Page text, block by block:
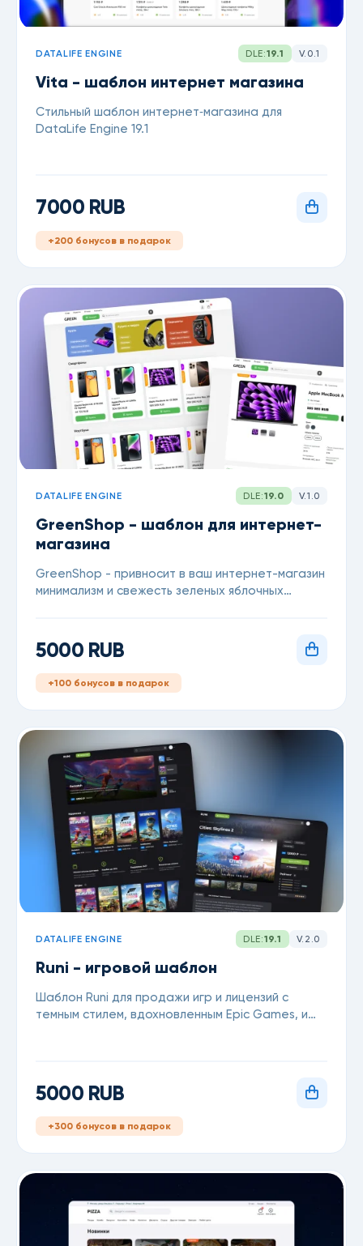
DATALIFE ENGINE DLE:19.1 V.0.1
Vita - шаблон интернет магазина
Стильный шаблон интернет‑магазина для
DataLife Engine 19.1
7000 RUB
+200 бонусов в подарок
DATALIFE ENGINE DLE:19.0 V.1.0
GreenShop - шаблон для интернет-
магазина
GreenShop - привносит в ваш интернет-магазин
минимализм и свежесть зеленых яблочных
5000 RUB
+100 бонусов в подарок
DATALIFE ENGINE DLE:19.1 V.2.0
Runi - игровой шаблон
Шаблон Runi для продажи игр и лицензий с
темным стилем, вдохновленным Epic Games, и
5000 RUB
+300 бонусов в подарок